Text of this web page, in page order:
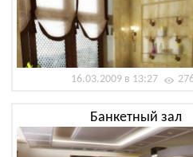
16.03.2009 в 13:27
Банкетный зал